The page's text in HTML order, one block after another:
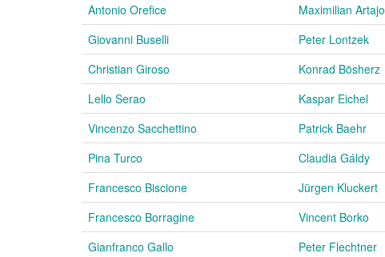
Antonio Orefice
Maximilian Artajo
Giovanni Buselli
Peter Lontzek
Christian Giroso
Konrad Bösherz
Lello Serao
Kaspar Eichel
Vincenzo Sacchettino
Patrick Baehr
Pina Turco
Claudia Gáldy
Francesco Biscione
Jürgen Kluckert
Francesco Borragine
Vincent Borko
Gianfranco Gallo
Peter Flechtner